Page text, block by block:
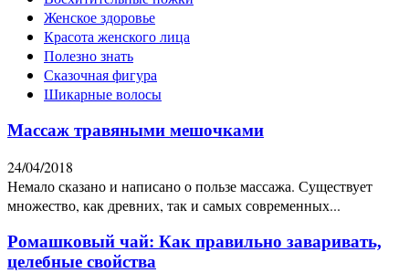
Женское здоровье
Красота женского лица
Полезно знать
Сказочная фигура
Шикарные волосы
Массаж травяными мешочками
24/04/2018
Немало сказано и написано о пользе массажа. Существует
множество, как древних, так и самых современных...
Ромашковый чай: Как правильно заваривать,
целебные свойства